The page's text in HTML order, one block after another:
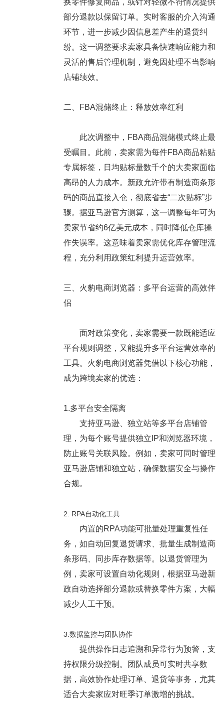
换零件修复商品，或针对轻微不符情况提供
部分退款以保留订单。实时客服的介入沟通
环节，进一步减少因信息差产生的退货纠
纷。这一调整要求卖家具备快速响应能力和
灵活的售后管理机制，避免因处理不当影响
店铺绩效。
二、FBA混储终止：释放效率红利
此次调整中，FBA商品混储模式终止最
受瞩目。此前，卖家需为每件FBA商品粘贴
专属标签，日均贴标量数千个的大卖家面临
高昂的人力成本。新政允许带有制造商条形
码的商品直接入仓，彻底省去“二次贴标”步
骤。据亚马逊官方测算，这一调整每年可为
卖家节省约6亿美元成本，同时降低仓库操
作失误率。这意味着卖家需优化库存管理流
程，充分利用政策红利提升运营效率。
三、火豹电商浏览器：多平台运营的高效伴
侣
面对政策变化，卖家需要一款既能适应
平台规则调整，又能提升多平台运营效率的
工具。火豹电商浏览器凭借以下核心功能，
成为跨境卖家的优选：
1.多平台安全隔离
支持亚马逊、独立站等多平台店铺管
理，为每个账号提供独立IP和浏览器环境，
防止账号关联风险。例如，卖家可同时管理
亚马逊店铺和独立站，确保数据安全与操作
合规。
2. RPA自动化工具
内置的RPA功能可批量处理重复性任
务，如自动回复退货请求、批量生成制造商
条形码、同步库存数据等。以退货管理为
例，卖家可设置自动化规则，根据亚马逊新
政自动选择部分退款或替换零件方案，大幅
减少人工干预。
3.数据监控与团队协作
提供操作日志追溯和异常行为预警，支
持权限分级控制。团队成员可实时共享数
据，高效协作处理订单、退货等事务，尤其
适合大卖家应对旺季订单激增的挑战。